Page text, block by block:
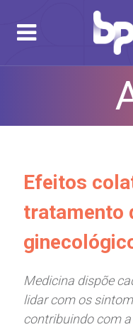
Efeitos
tratamento
Medicina dispõe
lidar com os
contribuindo com